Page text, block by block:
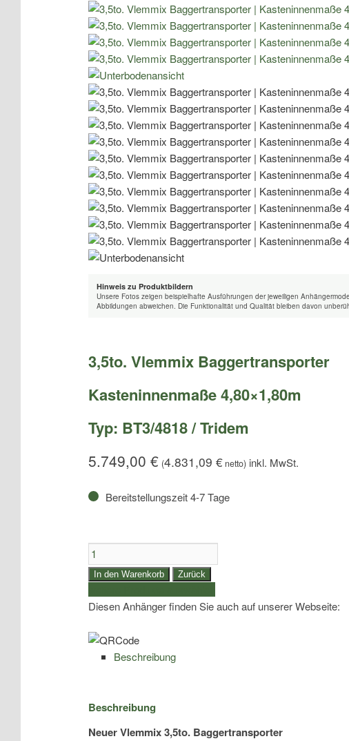
Hinweis zu Produktbildern
Unsere Fotos zeigen beispielhafte Ausführungen der jeweiligen
Abbildungen abweichen. Die Funktionalität und Qualität bleiben davon
3,5to. Vlemmix Baggertransporter
Kasteninnenmaße 4,80×1,80m
Typ: BT3/4818 / Tridem
5.749,00 € (4.831,09 €netto)
Bereitstellungszeit 4-7 Tage
3,5to.
Vlemmix
Baggertransporter
|
Kasteninnenmaße
4,80x1,80m
Tridem
Menge
In den Warenkorb Zurück
Diesen Anhänger finden Sie auch auf unserer Webseite:
Beschreibung
Beschreibung
Neuer Vlemmix 3,5to. Baggertransporter